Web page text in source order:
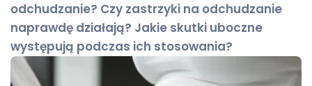
odchudzanie? Czy zastrzyki na odchudzanie
naprawdę działają? Jakie skutki uboczne
występują podczas ich stosowania?